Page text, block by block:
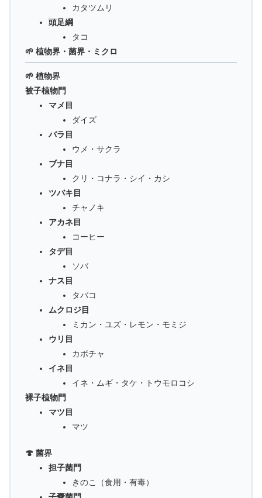
カタツムリ
頭足綱
タコ
🌱 植物界・菌界・ミクロ
🌱 植物界
被子植物門
マメ目
ダイズ
バラ目
ウメ・サクラ
ブナ目
クリ・コナラ・シイ・カシ
ツバキ目
チャノキ
アカネ目
コーヒー
タデ目
ソバ
ナス目
タバコ
ムクロジ目
ミカン・ユズ・レモン・モミジ
ウリ目
カボチャ
イネ目
イネ・ムギ・タケ・トウモロコシ
裸子植物門
マツ目
マツ
🍄 菌界
担子菌門
きのこ（食用・有毒）